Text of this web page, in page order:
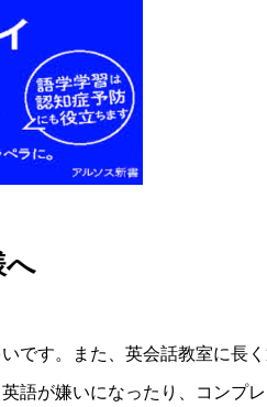
へ
です。また、英会話教室に長
語が嫌いになったり、コンプ